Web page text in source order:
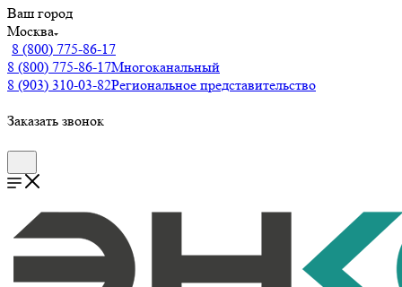
Ваш город
Москва
8 (800) 775-86-17
8 (800) 775-86-17Многоканальный
8 (903) 310-03-82Региональное представительство
Заказать звонок